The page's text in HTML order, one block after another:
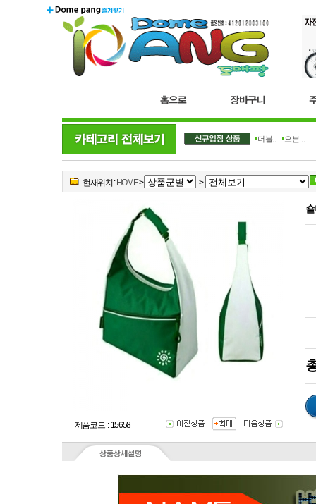
더블.. 오븐 ..
현재위치 : HOME> >
제품코드 : 15658